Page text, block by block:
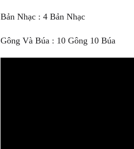
Bản Nhạc : 4 Bản Nhạc
Gông Và Búa : 10 Gông 10 Búa